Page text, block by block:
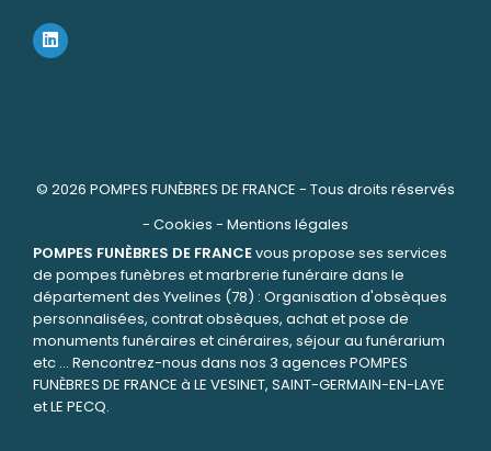
© 2026 POMPES FUNÈBRES DE FRANCE - Tous droits réservés
- Cookies - Mentions légales
POMPES FUNÈBRES DE FRANCEvous propose ses services
de pompes funèbres et marbrerie funéraire dans le
département des Yvelines (78) : Organisation d'obsèques
personnalisées, contrat obsèques, achat et pose de
monuments funéraires et cinéraires, séjour au funérarium
etc ... Rencontrez-nous dans nos 3 agences POMPES
FUNÈBRES DE FRANCE à LE VESINET, SAINT-GERMAIN-EN-LAYE
et LE PECQ.